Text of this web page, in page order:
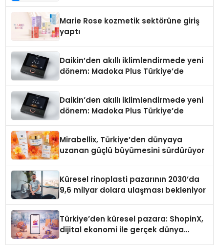
Marie Rose kozmetik sektörüne giriş
yaptı
Daikin’den akıllı iklimlendirmede yeni
dönem: Madoka Plus Türkiye’de
Daikin’den akıllı iklimlendirmede yeni
dönem: Madoka Plus Türkiye’de
Mirabellix, Türkiye’den dünyaya
uzanan güçlü büyümesini sürdürüyor
Küresel rinoplasti pazarının 2030’da
9,6 milyar dolara ulaşması bekleniyor
Türkiye’den küresel pazara: ShopinX,
dijital ekonomi ile gerçek dünya